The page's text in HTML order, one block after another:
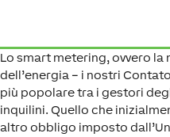
Lo smart metering, ovvero
dell’energia – i nostri
più popolare tra i gestori
inquilini. Quello che
altro obbligo imposto